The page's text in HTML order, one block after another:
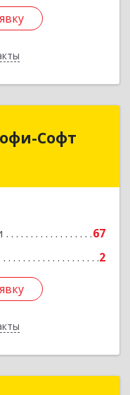
Софт
67
2
Профи-Софт
ул, дом № 10,